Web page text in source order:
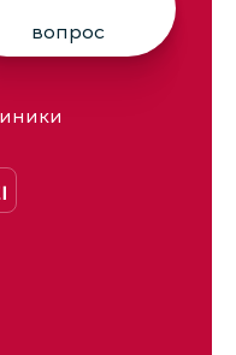
вопрос